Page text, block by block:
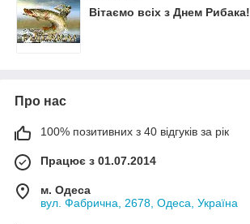
Вітаємо всіх з Днем Рибака!
Про нас
100% позитивних з 40 відгуків за рік
Працює з 01.07.2014
м. Одеса
вул. Фабрична, 2678, Одеса, Україна